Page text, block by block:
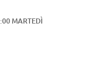
MARTEDÌ